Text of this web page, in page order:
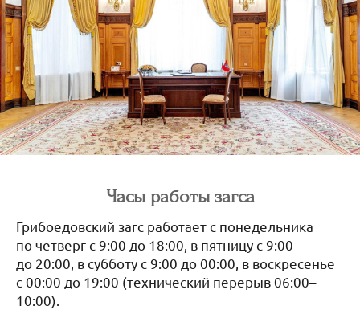
Часы работы загса
Грибоедовский загс работает с понедельника
по четверг с 9:00 до 18:00, в пятницу с 9:00
до 20:00, в субботу с 9:00 до 00:00, в воскресенье
с 00:00 до 19:00 (технический перерыв 06:00–
10:00).